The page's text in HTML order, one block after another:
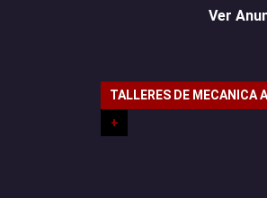
Ver
TALLERES DE MECANICA
+